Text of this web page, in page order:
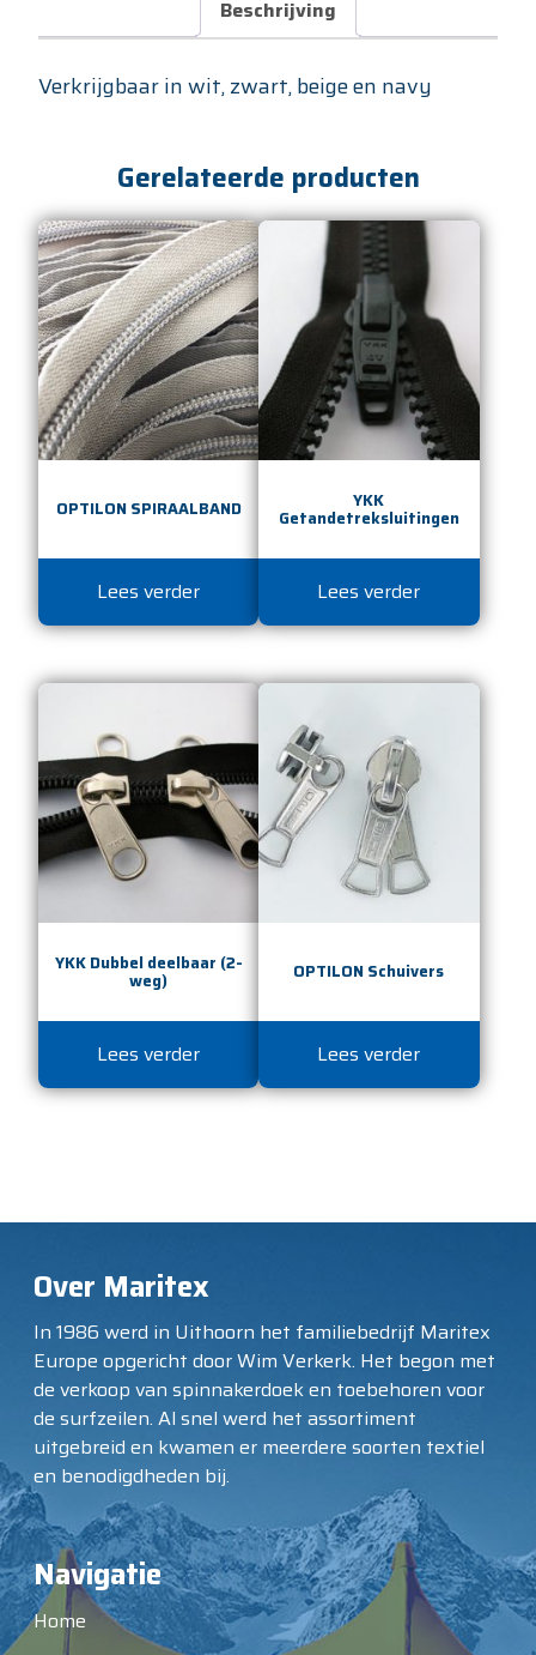
Beschrijving
Verkrijgbaar in wit, zwart, beige en navy
Gerelateerde producten
OPTILON SPIRAALBAND
Lees verder
YKK
Getandetreksluitingen
Lees verder
YKK Dubbel deelbaar (2-
weg)
Lees verder
OPTILON Schuivers
Lees verder
Over Maritex
In 1986 werd in Uithoorn het familiebedrijf Maritex
Europe opgericht door Wim Verkerk. Het begon met
de verkoop van spinnakerdoek en toebehoren voor
de surfzeilen. Al snel werd het assortiment
uitgebreid en kwamen er meerdere soorten textiel
en benodigdheden bij.
Navigatie
Home